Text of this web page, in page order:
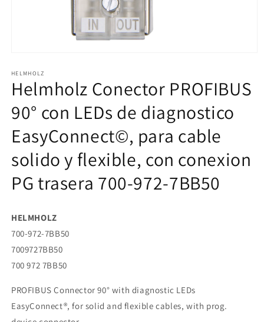
multimedia
1
en
ventana
modal
HELMHOLZ
Helmholz Conector PROFIBUS
90° con LEDs de diagnostico
EasyConnect©, para cable
solido y flexible, con conexion
PG trasera 700-972-7BB50
HELMHOLZ
700-972-7BB50
7009727BB50
700 972 7BB50
PROFIBUS Connector 90° with diagnostic LEDs
EasyConnect®, for solid and flexible cables, with prog.